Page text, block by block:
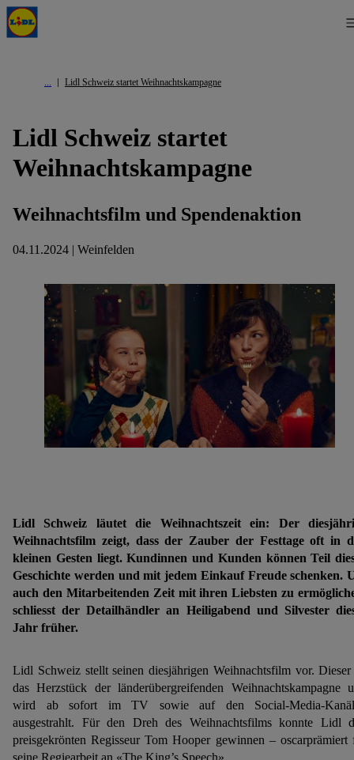
Lidl Schweiz startet Weihnachtskampagne
Lidl Schweiz startet
Weihnachtskampagne
Weihnachtsfilm und Spendenaktion
04.11.2024 | Weinfelden
Lidl Schweiz läutet die Weihnachtszeit ein: Der
Weihnachtsfilm zeigt, dass der Zauber der Festtage oft in
kleinen Gesten liegt. Kundinnen und Kunden können Teil
Geschichte werden und mit jedem Einkauf Freude schenken.
auch den Mitarbeitenden Zeit mit ihren Liebsten zu
schliesst der Detailhändler an Heiligabend und Silvester
Jahr früher.
Lidl Schweiz stellt seinen diesjährigen Weihnachtsfilm vor. Dieser
das Herzstück der länderübergreifenden Weihnachtskampagne
wird ab sofort im TV sowie auf den Social-Media-
ausgestrahlt. Für den Dreh des Weihnachtsfilms konnte Lidl
preisgekrönten Regisseur Tom Hooper gewinnen – oscarprämiert
seine Regiearbeit an «The King’s Speech».